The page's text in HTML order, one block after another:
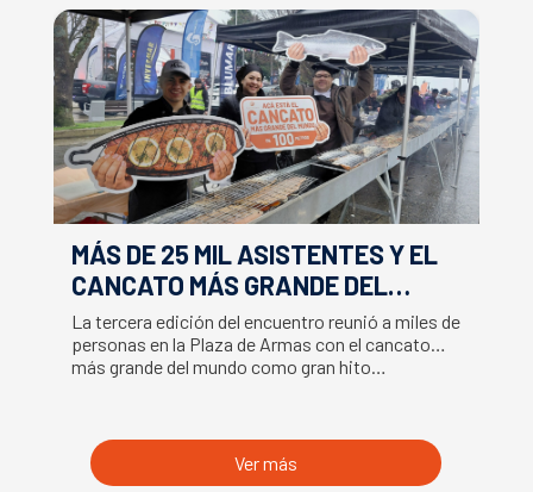
MÁS DE 25 MIL ASISTENTES Y EL
CANCATO MÁS GRANDE DEL
MUNDO MARCAN EXITOSO CIERRE
DE LA SEMANA DEL SALMÓN
La tercera edición del encuentro reunió a miles de
personas en la Plaza de Armas con el cancato
más grande del mundo como gran hito…
Ver más